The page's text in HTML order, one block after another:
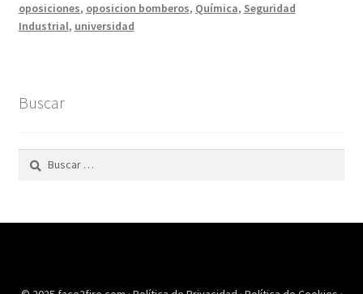
oposiciones, oposicion bomberos, Química, Seguridad
Industrial, universidad
Buscar